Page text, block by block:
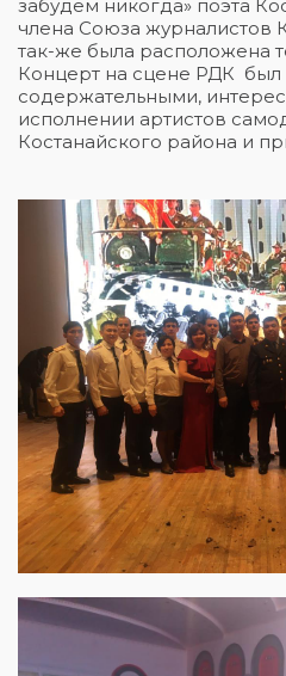
забудем никогда» поэта
члена Союза журналистов
так-же была расположена
Концерт на сцене РДК был
содержательными,
исполнении артистов
Костанайского района и